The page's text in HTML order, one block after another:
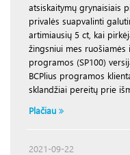
atsiskaitymų grynaisiais
privalės suapvalinti
artimiausių 5 ct, kai
žingsniui mes ruošiamės
programos (SP100)
BCPlius programos
sklandžiai pereitų prie
Plačiau
2021-09-22